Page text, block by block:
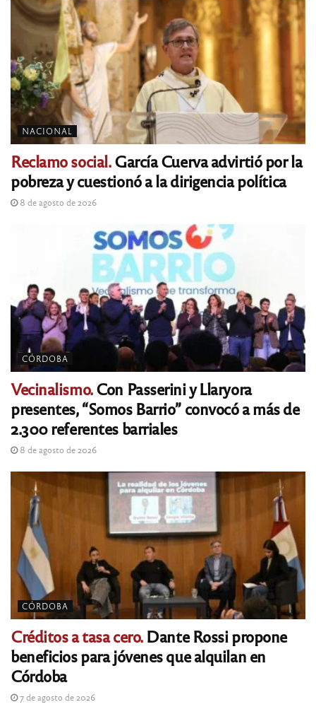
NACIONAL
Reclamo social.García Cuerva advirtió por la
pobreza y cuestionó a la dirigencia política
8 de agosto de 2026
CÓRDOBA
Vecinalismo.Con Passerini y Llaryora
presentes, “Somos Barrio” convocó a más de
2.300 referentes barriales
8 de agosto de 2026
CÓRDOBA
Créditos a tasa cero.Dante Rossi propone
beneficios para jóvenes que alquilan en
Córdoba
7 de agosto de 2026